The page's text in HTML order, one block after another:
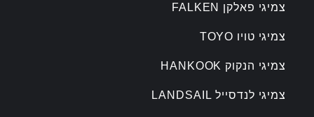
צמיגי פאלקן FALKEN
צמיגי טויו TOYO
צמיגי הנקוק HANKOOK
צמיגי לנדסייל LANDSAIL